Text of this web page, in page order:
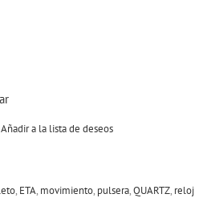
Añadir a la lista de deseos
, ETA, movimiento, pulsera,QUARTZ, reloj